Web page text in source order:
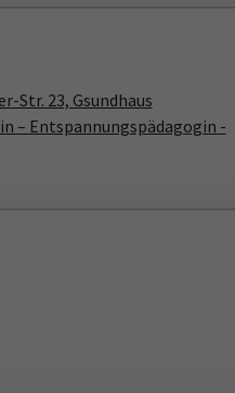
Str. 23, Gsundhaus
– Entspannungspädagogin -